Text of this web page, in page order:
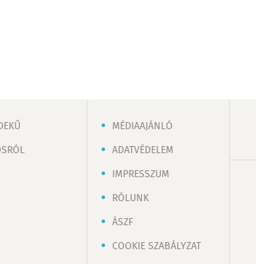
MÉDIAAJÁNLÓ
ADATVÉDELEM
IMPRESSZUM
RÓLUNK
ÁSZF
COOKIE SZABÁLYZAT